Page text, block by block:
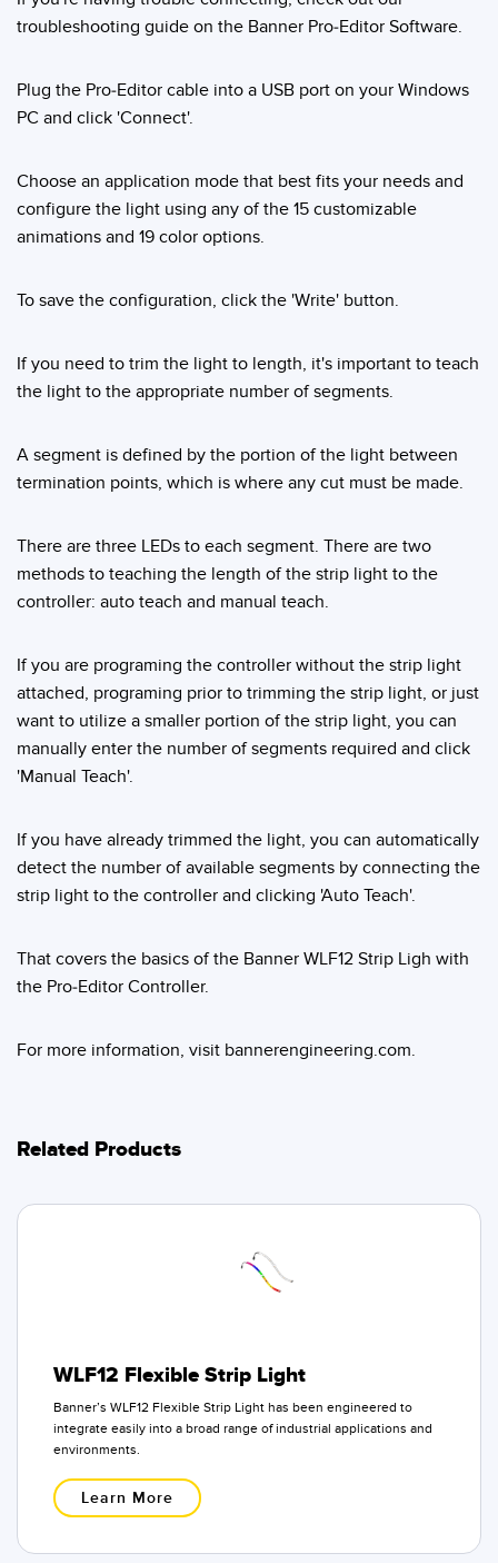
Set de Cables
SOFTWARE
Software de Configuración para Sensor GUI
TECNOLOGÍA
troubleshooting guide on the Banner Pro-Editor Software.
Plug the Pro-Editor cable into a USB port on your Windows
PC and click 'Connect'.
Choose an application mode that best fits your needs and
configure the light using any of the 15 customizable
animations and 19 color options.
To save the configuration, click the 'Write' button.
If you need to trim the light to length, it's important to teach
the light to the appropriate number of segments.
A segment is defined by the portion of the light between
termination points, which is where any cut must be made.
There are three LEDs to each segment. There are two
methods to teaching the length of the strip light to the
controller: auto teach and manual teach.
If you are programing the controller without the strip light
attached, programing prior to trimming the strip light, or just
want to utilize a smaller portion of the strip light, you can
manually enter the number of segments required and click
'Manual Teach'.
If you have already trimmed the light, you can automatically
detect the number of available segments by connecting the
strip light to the controller and clicking 'Auto Teach'.
That covers the basics of the Banner WLF12 Strip Ligh with
the Pro-Editor Controller.
For more information, visit bannerengineering.com.
Related Products
WLF12 Flexible Strip Light
Banner’s WLF12 Flexible Strip Light has been engineered to
integrate easily into a broad range of industrial applications and
environments.
Learn More